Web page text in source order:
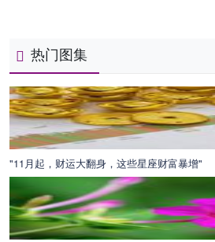
热门图集
"11月起，财运大翻身，这些星座财富暴增"